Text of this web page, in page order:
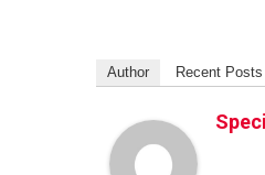
Author Recent Posts